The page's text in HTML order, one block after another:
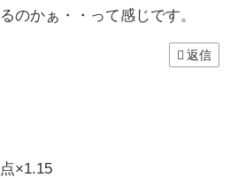
のかぁ・・って感じです。
返信
×1.15